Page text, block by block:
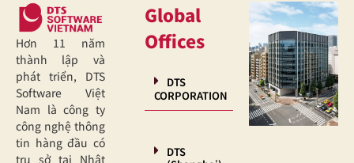
Hơn 11 năm
thành lập và
phát triển, DTS
Software Việt
Nam là công ty
công nghệ thông
tin hàng đầu có
trụ sở tại Nhật
Global
Offices
DTS
CORPORATION
DTS